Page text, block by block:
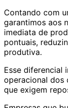
Contando com
garantimos aos
imediata de
pontuais,
produtiva.
Esse diferencial
operacional dos
que exigem